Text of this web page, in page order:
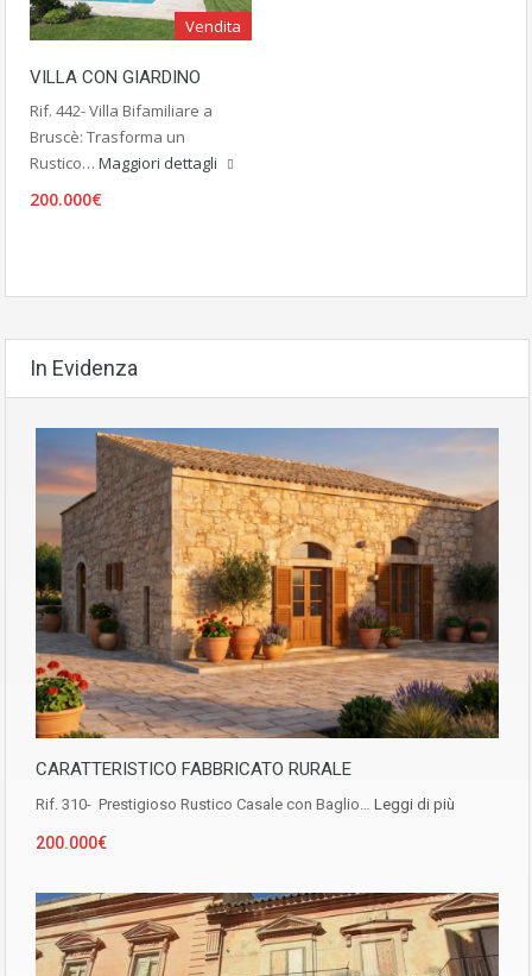
Vendita
VILLA CON GIARDINO
Rif. 442- Villa Bifamiliare a
Bruscè: Trasforma un
Rustico… Maggiori dettagli
200.000€
In Evidenza
CARATTERISTICO FABBRICATO RURALE
Rif. 310- Prestigioso Rustico Casale con Baglio… Leggi di più
200.000€